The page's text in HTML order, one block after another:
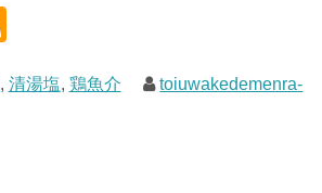
, 清湯塩, 鶏魚介
toiuwakedemenra-